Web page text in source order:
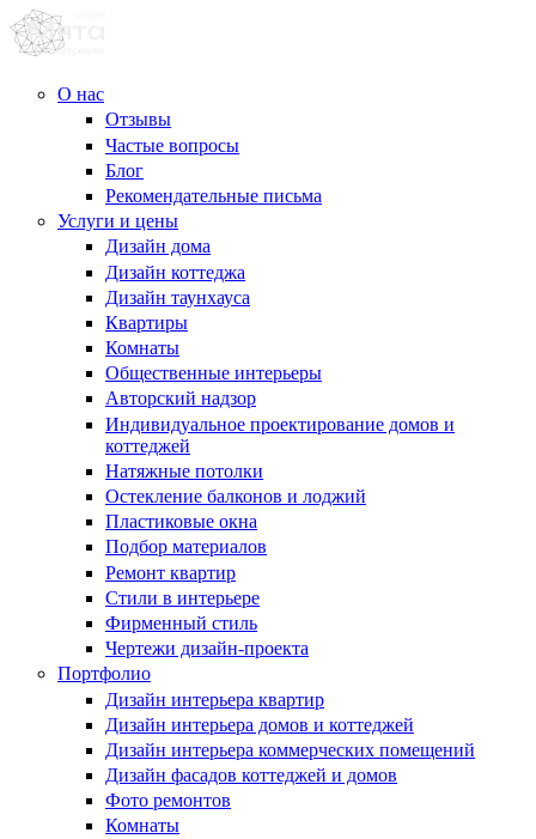
О нас
Отзывы
Частые вопросы
Блог
Рекомендательные письма
Услуги и цены
Дизайн дома
Дизайн коттеджа
Дизайн таунхауса
Квартиры
Комнаты
Общественные интерьеры
Авторский надзор
Индивидуальное проектирование домов и
коттеджей
Натяжные потолки
Остекление балконов и лоджий
Пластиковые окна
Подбор материалов
Ремонт квартир
Стили в интерьере
Фирменный стиль
Чертежи дизайн-проекта
Портфолио
Дизайн интерьера квартир
Дизайн интерьера домов и коттеджей
Дизайн интерьера коммерческих помещений
Дизайн фасадов коттеджей и домов
Фото ремонтов
Комнаты